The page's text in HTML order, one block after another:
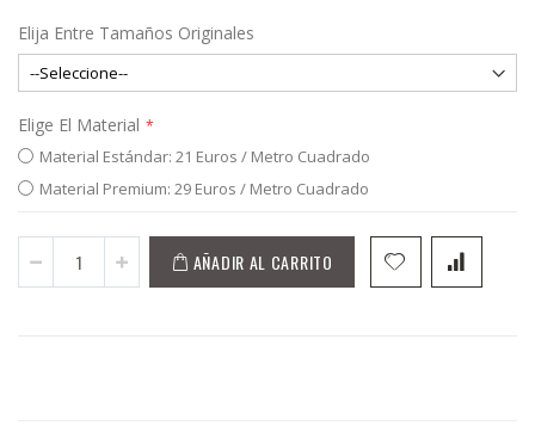
Elija Entre Tamaños Originales
Elige El Material
Material Estándar: 21 Euros / Metro Cuadrado
Material Premium: 29 Euros / Metro Cuadrado
AÑADIR AL CARRITO